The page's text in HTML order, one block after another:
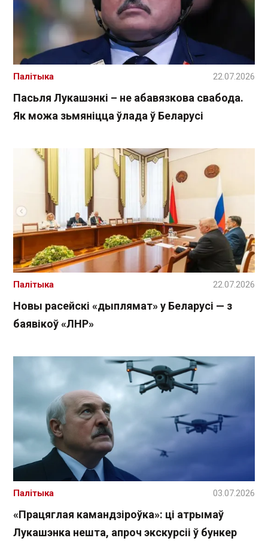
Пасьля Лукашэнкі – не абавязкова свабода.
Як можа зьмяніцца ўлада ў Беларусі
Палітыка 22.07.2026
Новы расейскі «дыплямат» у Беларусі — з
баявікоў «ЛНР»
Палітыка 22.07.2026
«Працяглая камандзіроўка»: ці атрымаў
Лукашэнка нешта, апроч экскурсіі ў бункер
Палітыка 03.07.2026